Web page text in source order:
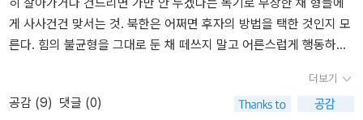
게 사사건건 맞서는 것. 북한은 어쩌면 후자의 방법을 택한 것인지 모
른다. 힘의 불균형을 그대로 둔 채 떼쓰지 말고 어른스럽게 행동하라
배하는 가장 강력한 규칙은 힘의 논리다. 현실을 외면할 수는 없다. 노
무현은 북의 자주 정신을 긍정적으로 평가하지만, 현실적으로 고립을
더보기
공감 (9) 댓글 (0)